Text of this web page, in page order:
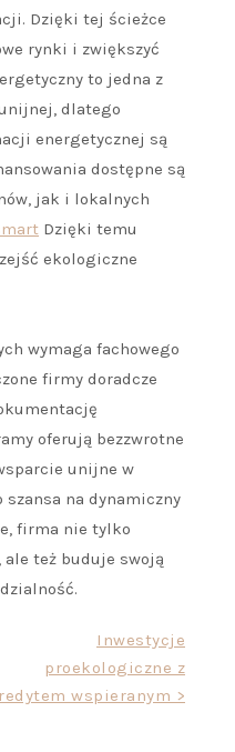
Dzięki tej ścieżce
rynki i zwiększyć
to jedna z
dlatego
energetycznej są
dostępne są
jak i lokalnych
Dzięki temu
ekologiczne
wymaga fachowego
firmy doradcze
oferują bezzwrotne
unijne w
na dynamiczny
firma nie tylko
ale też buduje swoją
Inwestycje
proekologiczne z
wspieranym >